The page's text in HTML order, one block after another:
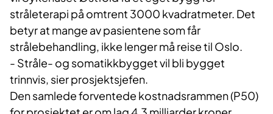
stråleterapi på omtrent 3000 kvadratmeter. Det
betyr at mange av pasientene som får
strålebehandling, ikke lenger må reise til Oslo.
- Stråle- og somatikkbygget vil bli bygget
trinnvis, sier prosjektsjefen.
Den samlede forventede kostnadsrammen (P50)